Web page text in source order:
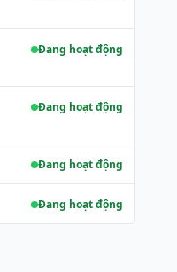
Đang hoạt động
Đang hoạt động
Đang hoạt động
Đang hoạt động